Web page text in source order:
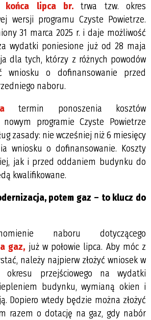
końca lipca br.trwa tzw. okres
wersji programu Czyste Powietrze.
31 marca 2025 r. i daje możliwość
wydatki poniesione już od 28 maja
dla tych, którzy z różnych powodów
wniosku o dofinansowanie przed
naboru.
termin ponoszenia kosztów
nowym programie Czyste Powietrze
zasady: nie wcześniej niż 6 miesięcy
wniosku o dofinansowanie. Koszty
jak i przed oddaniem budynku do
kwalifikowane.
potem gaz – to klucz do
naboru dotyczącego
gaz, już w połowie lipca. Aby móc z
należy najpierw złożyć wniosek w
okresu przejściowego na wydatki
budynku, wymianą okien i
Dopiero wtedy będzie można złożyć
razem o dotację na gaz, gdy nabór